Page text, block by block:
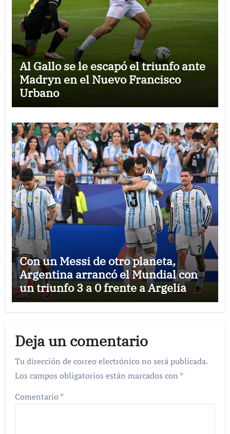
Al Gallo se le escapó el triunfo ante
Madryn en el Nuevo Francisco
Urbano
Con un Messi de otro planeta,
Argentina arrancó el Mundial con
un triunfo 3 a 0 frente a Argelia
Deja un comentario
Tu dirección de correo electrónico no será publicada.
Los campos obligatorios están marcados con *
Comentario *